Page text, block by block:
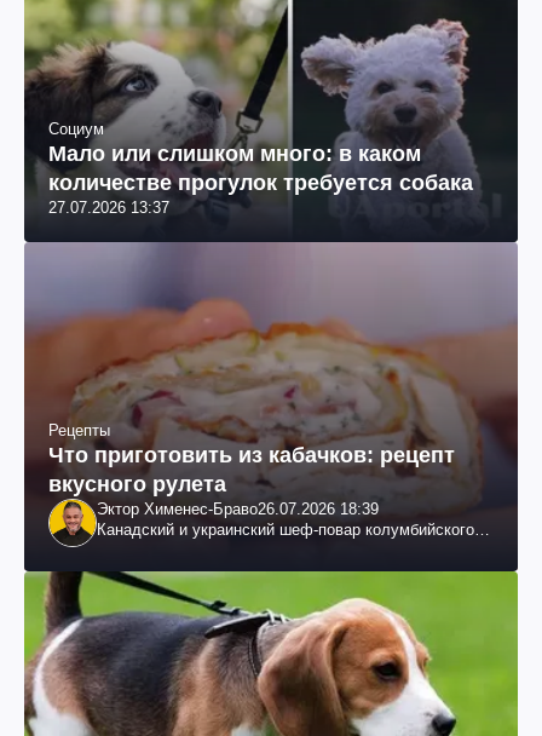
Социум
Мало или слишком много: в каком
количестве прогулок требуется собака
27.07.2026 13:37
Рецепты
Что приготовить из кабачков: рецепт
вкусного рулета
Эктор Хименес-Браво26.07.2026 18:39
Канадский и украинский шеф-повар колумбийского